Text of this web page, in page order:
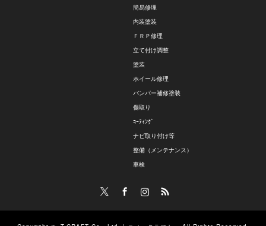
簡易修理
内装塗装
ＦＲＰ修理
立て付け調整
塗装
ホイール修理
バンパー補修塗装
傷取り
ｺｰﾃｨﾝｸﾞ
ナビ取り付け等
整備（メンテナンス）
車検
InstagramRSS